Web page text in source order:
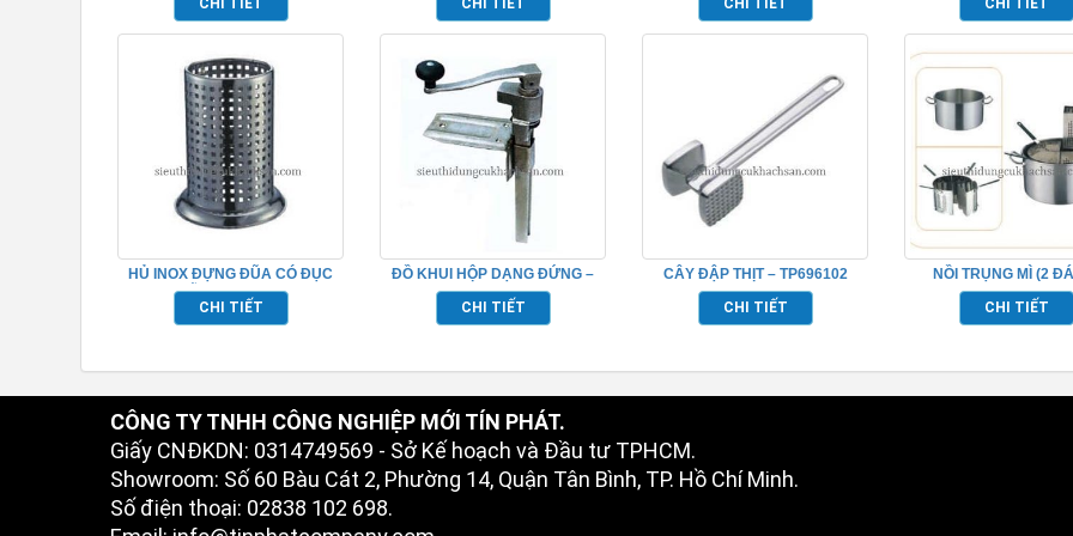
CHI TIẾT CHI TIẾT CHI TIẾT CHI TIẾT
HỦ INOX ĐỰNG ĐŨA CÓ ĐỤC
LỖ – TP696093
CHI TIẾT
ĐỒ KHUI HỘP DẠNG ĐỨNG –
TP696101
CHI TIẾT
CÂY ĐẬP THỊT – TP696102
CHI TIẾT
NỒI TRỤNG MÌ (2
TP696037
CHI TIẾT
CÔNG TY TNHH CÔNG NGHIỆP MỚI TÍN PHÁT.
Giấy CNĐKDN: 0314749569 - Sở Kế hoạch và Đầu tư TPHCM.
Showroom: Số 60 Bàu Cát 2, Phường 14, Quận Tân Bình, TP. Hồ Chí Minh.
Số điện thoại: 02838 102 698.